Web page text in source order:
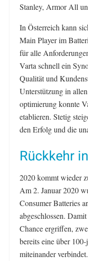
Stanley, Armor All
In Österreich kann
Main Player im
für alle
Varta schnell ein
Qualität und
Unterstützung in
optimierung konnte
etablieren. Stetig
den Erfolg und die
Rückkehr
2020 kommt wieder
Am 2. Januar 2020
Consumer Batteries
abgeschlossen.
Chance ergriffen,
bereits eine über
miteinander